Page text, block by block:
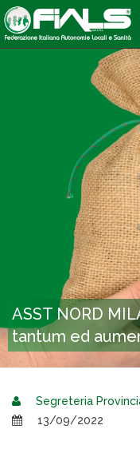
ASST NORD
tantum ed
Segreteria
13/09/2022